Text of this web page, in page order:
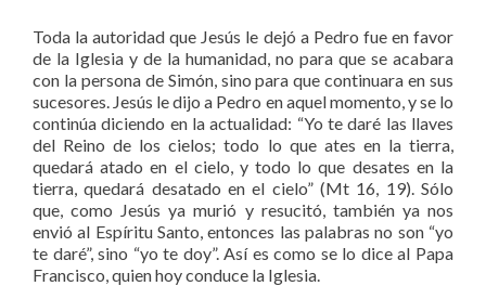
Toda la autoridad que Jesús le dejó a Pedro fue en favor
de la Iglesia y de la humanidad, no para que se acabara
con la persona de Simón, sino para que continuara en sus
sucesores. Jesús le dijo a Pedro en aquel momento, y se lo
continúa diciendo en la actualidad: “Yo te daré las llaves
del Reino de los cielos; todo lo que ates en la tierra,
quedará atado en el cielo, y todo lo que desates en la
tierra, quedará desatado en el cielo” (Mt 16, 19). Sólo
que, como Jesús ya murió y resucitó, también ya nos
envió al Espíritu Santo, entonces las palabras no son “yo
te daré”, sino “yo te doy”. Así es como se lo dice al Papa
Francisco, quien hoy conduce la Iglesia.